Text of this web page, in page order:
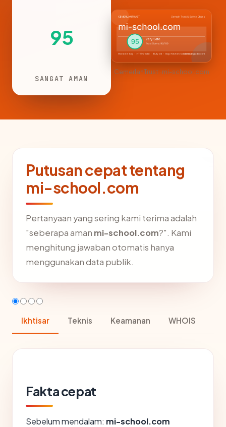
95
SANGAT AMAN
CemerlanTrust · mi-school.com
Putusan cepat tentang
mi-school.com
Pertanyaan yang sering kami terima adalah
"seberapa aman mi-school.com?". Kami
menghitung jawaban otomatis hanya
menggunakan data publik.
Ikhtisar Teknis Keamanan WHOIS
Fakta cepat
Sebelum mendalam: mi-school.com